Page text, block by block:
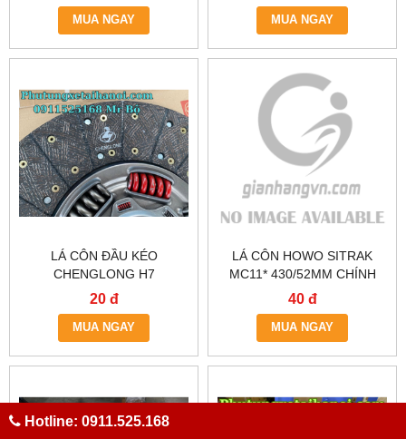
MUA NGAY MUA NGAY
LÁ CÔN ĐẦU KÉO
CHENGLONG H7
20 đ
MUA NGAY
LÁ CÔN HOWO SITRAK
MC11* 430/52MM CHÍNH
HÃNG
40 đ
MUA NGAY
Hotline: 0911.525.168